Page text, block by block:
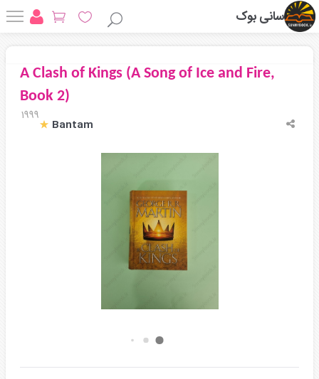
سانی بوک
A Clash of Kings (A Song of Ice and Fire,
Book 2)
1999
Bantam